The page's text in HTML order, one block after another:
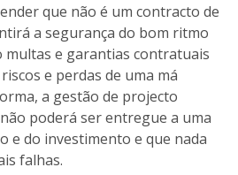
que não é um contracto de
a segurança do bom ritmo
multas e garantias contratuais
e perdas de uma má
a gestão de projecto
poderá ser entregue a uma
e do investimento e que nada
falhas.